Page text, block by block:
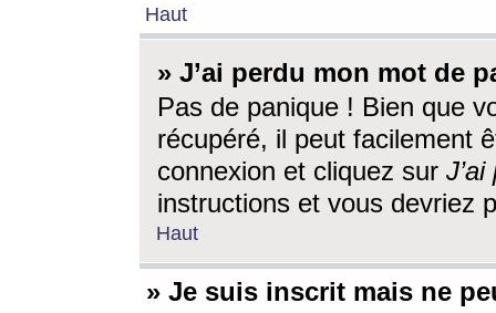
Haut
» J’ai perdu mon mot de
Pas de panique ! Bien que
récupéré, il peut facilement
connexion et cliquez sur
instructions et vous devriez
Haut
» Je suis inscrit mais ne